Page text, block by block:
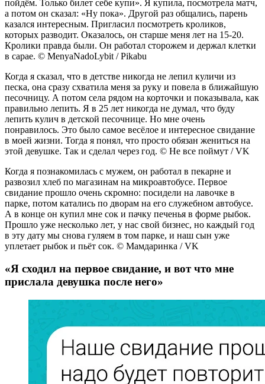
пойдём. Только билет себе купи». Я купила, посмотрела матч,
а потом он сказал: «Ну пока». Другой раз общались, парень
казался интересным. Пригласил посмотреть кроликов,
которых разводит. Оказалось, он старше меня лет на 15-20.
Кролики правда были. Он работал сторожем и держал клетки
в сарае. © MenyaNadoLybit / Pikabu
Когда я сказал, что в детстве никогда не лепил куличи из
песка, она сразу схватила меня за руку и повела в ближайшую
песочницу. А потом села рядом на корточки и показывала, как
правильно лепить. Я в 25 лет никогда не думал, что буду
лепить кулич в детской песочнице. Но мне очень
понравилось. Это было самое весёлое и интересное свидание
в моей жизни. Тогда я понял, что просто обязан жениться на
этой девушке. Так и сделал через год. © Не все поймут / VK
Когда я познакомилась с мужем, он работал в пекарне и
развозил хлеб по магазинам на микроавтобусе. Первое
свидание прошло очень скромно: посидели на лавочке в
парке, потом катались по дворам на его служебном автобусе.
А в конце он купил мне сок и пачку печенья в форме рыбок.
Прошло уже несколько лет, у нас свой бизнес, но каждый год
в эту дату мы снова гуляем в том парке, и наш сын уже
уплетает рыбок и пьёт сок. © Мамдаринка / VK
«Я сходил на первое свидание, и вот что мне
прислала девушка после него»